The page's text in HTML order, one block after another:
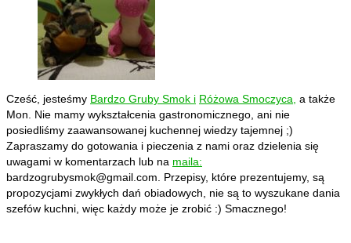
Cześć, jesteśmy Bardzo Gruby Smok i Różowa Smoczyca, a także
Mon. Nie mamy wykształcenia gastronomicznego, ani nie
posiedliśmy zaawansowanej kuchennej wiedzy tajemnej ;)
Zapraszamy do gotowania i pieczenia z nami oraz dzielenia się
uwagami w komentarzach lub na maila:
bardzogrubysmok@gmail.com. Przepisy, które prezentujemy, są
propozycjami zwykłych dań obiadowych, nie są to wyszukane dania
szefów kuchni, więc każdy może je zrobić :) Smacznego!